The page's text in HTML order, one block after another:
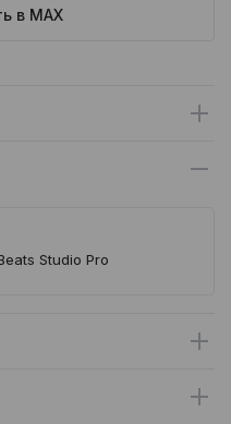
в MAX
Studio Pro